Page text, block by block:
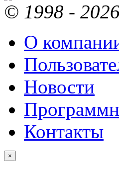
© 1998 -
О
Новости
Контакты
×